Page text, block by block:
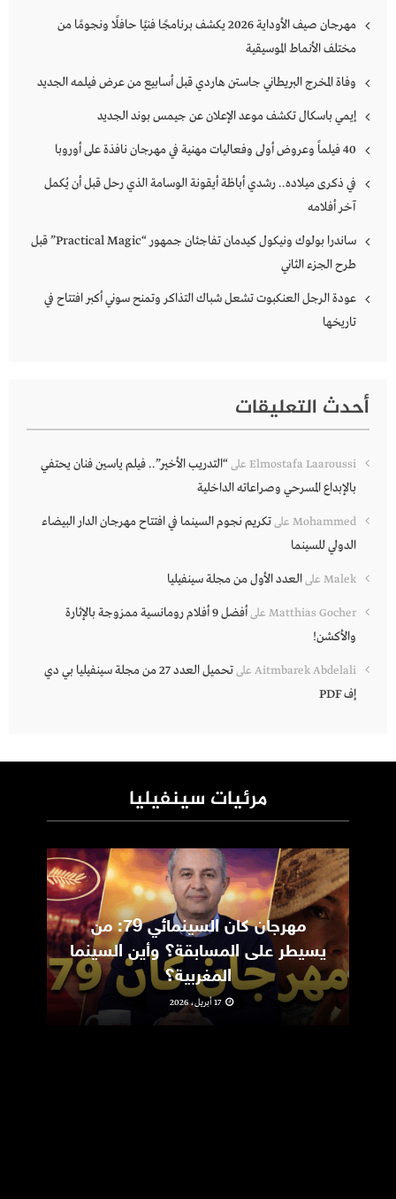
مهرجان صيف الأوداية 2026 يكشف برنامجًا فنيًا حافلًا ونجومًا من
مختلف الأنماط الموسيقية
وفاة المخرج البريطاني جاستن هاردي قبل أسابيع من عرض فيلمه الجديد
إيمي باسكال تكشف موعد الإعلان عن جيمس بوند الجديد
40 فيلماً وعروض أولى وفعاليات مهنية في مهرجان نافذة على أوروبا
في ذكرى ميلاده.. رشدي أباظة أيقونة الوسامة الذي رحل قبل أن يُكمل
آخر أفلامه
ساندرا بولوك ونيكول كيدمان تفاجئان جمهور “Practical Magic” قبل
طرح الجزء الثاني
عودة الرجل العنكبوت تشعل شباك التذاكر وتمنح سوني أكبر افتتاح في
تاريخها
أحدث التعليقات
Elmostafa Laaroussi على“التدريب الأخير”.. فيلم ياسين فنان يحتفي
بالإبداع المسرحي وصراعاته الداخلية
Mohammed علىتكريم نجوم السينما في افتتاح مهرجان الدار البيضاء
الدولي للسينما
Malek علىالعدد الأول من مجلة سينفيليا
Matthias Gocher على
أفضل 9 أفلام رومانسية ممزوجة بالإثارة
والأكشن!
Aitmbarek Abdelali على
تحميل العدد 27 من مجلة سينفيليا بي دي
إف PDF
مرئيات سينفيليا
مهرجان كان السينمائي 79: من
يسيطر على المسابقة؟ وأين السينما
المغربية؟
17 أبريل، 2026